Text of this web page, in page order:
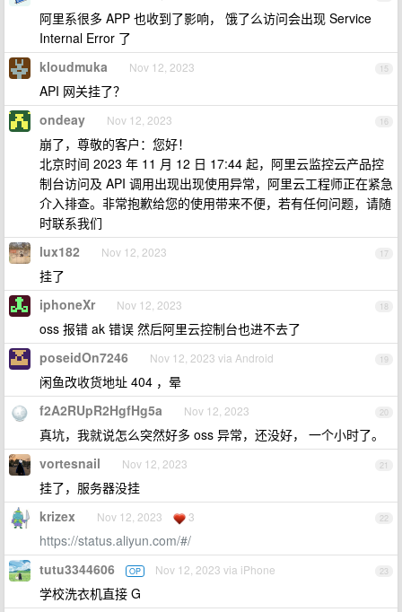
阿里系很多 APP 也收到了影响， 饿了么访问会出现 Service
Internal Error 了
15
kloudmuka Nov 12, 2023
API 网关挂了？
16
ondeay Nov 12, 2023
崩了，尊敬的客户：您好！
北京时间 2023 年 11 月 12 日 17:44 起，阿里云监控云产品控
制台访问及 API 调用出现出现使用异常，阿里云工程师正在紧急
介入排查。非常抱歉给您的使用带来不便，若有任何问题，请随
时联系我们
17
lux182 Nov 12, 2023
挂了
18
iphoneXr Nov 12, 2023
oss 报错 ak 错误 然后阿里云控制台也进不去了
19
poseidOn7246 Nov 12, 2023 via Android
闲鱼改收货地址 404 ，晕
20
f2A2RUpR2HgfHg5a Nov 12, 2023
真坑，我就说怎么突然好多 oss 异常，还没好， 一个小时了。
21
vortesnail Nov 12, 2023
挂了，服务器没挂
22
krizex Nov 12, 2023 3
https://status.aliyun.com/#/
23
tutu3344606 OP Nov 12, 2023 via iPhone
学校洗衣机直接 G